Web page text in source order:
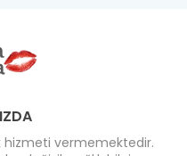
hizmeti vermemektedir.